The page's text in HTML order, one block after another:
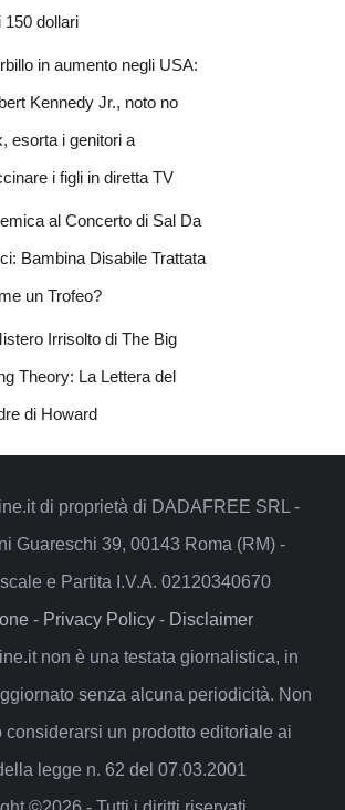
150 dollari
in aumento negli USA:
Kennedy Jr., noto no
esorta i genitori a
i figli in diretta TV
al Concerto di Sal Da
Bambina Disabile Trattata
un Trofeo?
Irrisolto di The Big
Theory: La Lettera del
di Howard
di proprietà di DADAFREE SRL -
Guareschi 39, 00143 Roma (RM) -
e Partita I.V.A. 02120340670
- Privacy Policy- Disclaimer
non è una testata giornalistica, in
senza alcuna periodicità. Non
considerarsi un prodotto editoriale ai
legge n. 62 del 07.03.2001